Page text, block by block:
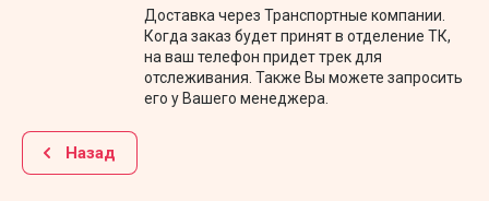
Доставка через Транспортные компании.
Когда заказ будет принят в отделение ТК,
на ваш телефон придет трек для
отслеживания. Также Вы можете запросить
его у Вашего менеджера.
Назад